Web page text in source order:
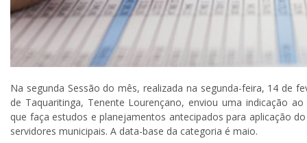
Na segunda Sessão do mês, realizada na segunda-feira, 14 de
de Taquaritinga, Tenente Lourençano, enviou uma indicação
que faça estudos e planejamentos antecipados para aplicação
servidores municipais. A data-base da categoria é maio.